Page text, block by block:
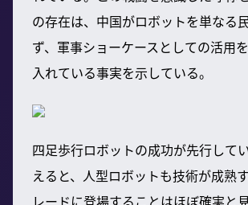
の存在は、中国がロボットを単なる
ず、軍事ショーケースとしての活用
入れている事実を示している。
四足歩行ロボットの成功が先行して
えると、人型ロボットも技術が成熟
レードに登場することはほぼ確実と